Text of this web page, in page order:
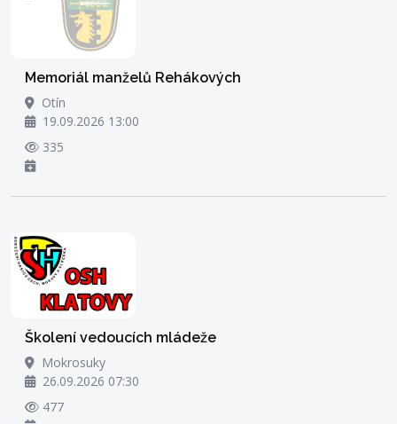
Memoriál manželů Rehákových
Otín
19.09.2026 13:00
335
Školení vedoucích mládeže
Mokrosuky
26.09.2026 07:30
477